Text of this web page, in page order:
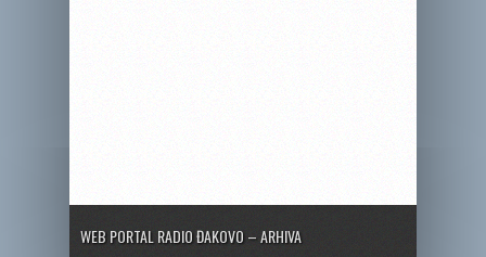
WEB PORTAL RADIO ĐAKOVO – ARHIVA